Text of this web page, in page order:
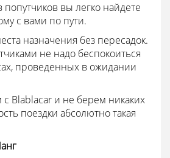
вы легко найдете
с вами по пути.
назначения без пересадок.
не надо беспокоиться
проведенных в ожидании
Blablacar и не берем никаких
поездки абсолютно такая